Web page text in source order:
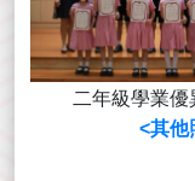
二年級學業優
<其他